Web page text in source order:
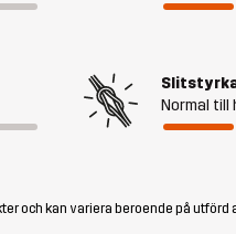
Normal till
och kan variera beroende på